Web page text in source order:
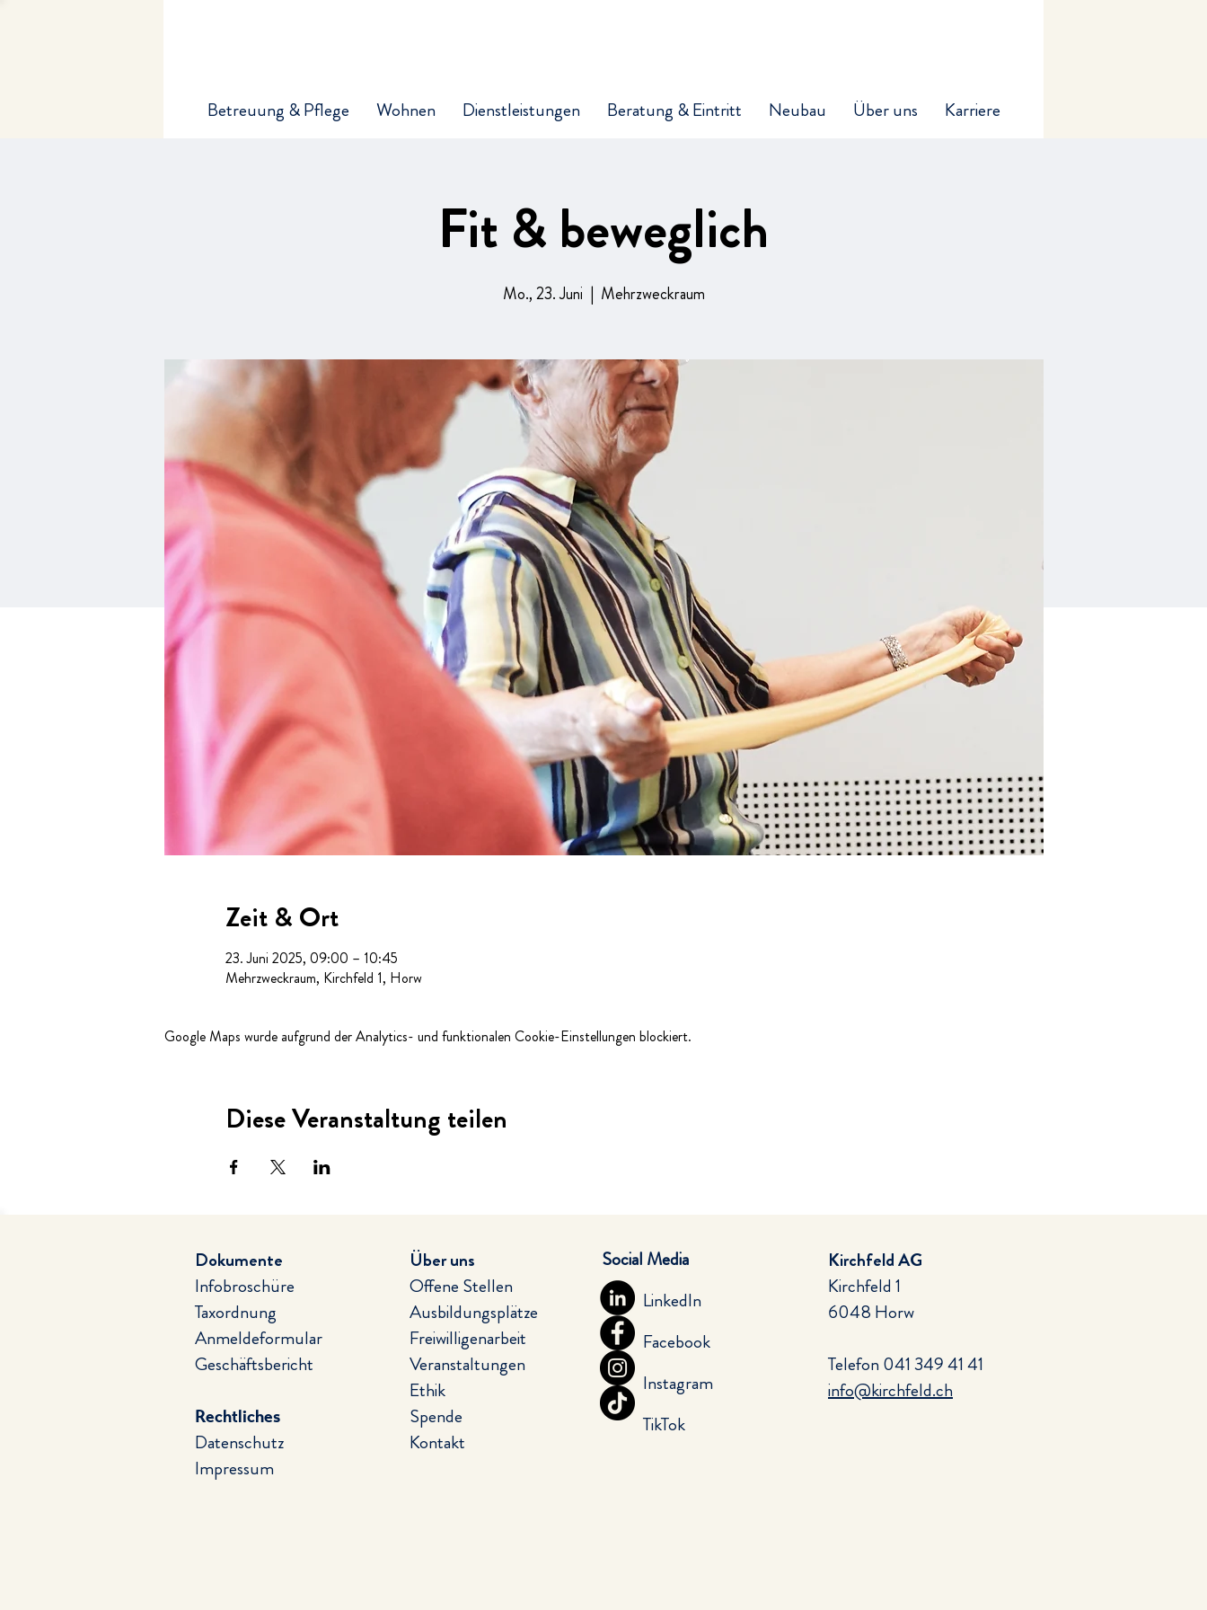
Betreuung & Pflege Wohnen Dienstleistungen Beratung & Eintritt Neubau Über uns Karriere
Fit & beweglich
Mo., 23. Juni
  |
Mehrzweckraum
Zeit & Ort
23. Juni 2025, 09:00 – 10:45
Mehrzweckraum, Kirchfeld 1, Horw
Google Maps wurde aufgrund der Analytics- und funktionalen Cookie-Einstellungen blockiert.
Diese Veranstaltung teilen
Dokumente
Infobroschüre
Taxordnung
Anmeldeformular
Geschäftsbericht
Rechtliches
Datenschutz
Impressum
Über uns
Offene Stellen
Ausbildungsplätze
Freiwilligenarbeit
Veranstaltungen
Ethik
Spende
Kontakt
LinkedIn
Facebook
Instagram
TikTok
Social Media
Kirchfeld AG
Kirchfeld 1
6048 Horw
Telefon041 349 41 41
info@kirchfeld.ch